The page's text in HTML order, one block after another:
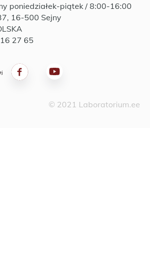
poniedziałek-piątek / 8:00-16:00
16-500 Sejny
27 65
© 2021 Laboratorium.ee